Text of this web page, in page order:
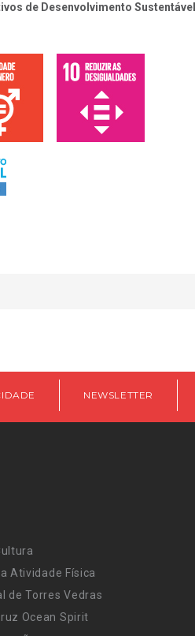
de Desenvolvimento
NEWSLETTER
Atividade Física
de Torres Vedras
Ocean Spirit